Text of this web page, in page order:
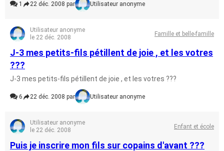
1 22 déc. 2008 par Utilisateur anonyme
Utilisateur anonyme
le 22 déc. 2008
Famille et belle-famille
J-3 mes petits-fils pétillent de joie , et les votres
???
J-3 mes petits-fils pétillent de joie , et les votres ???
6 22 déc. 2008 par Utilisateur anonyme
Utilisateur anonyme
le 22 déc. 2008
Enfant et école
Puis je inscrire mon fils sur copains d'avant ???